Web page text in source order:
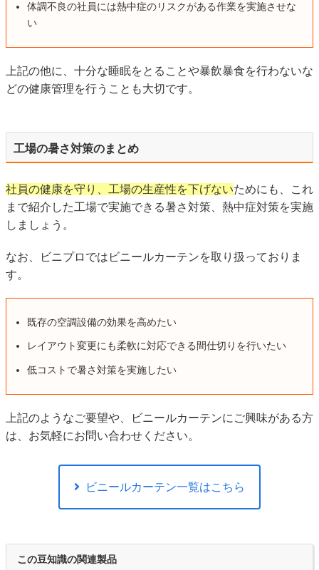
体調不良の社員には熱中症のリスクがある作業を実施させな
い
上記の他に、十分な睡眠をとることや暴飲暴食を行わないな
どの健康管理を行うことも大切です。
工場の暑さ対策のまとめ
社員の健康を守り、工場の生産性を下げないためにも、これ
まで紹介した工場で実施できる暑さ対策、熱中症対策を実施
しましょう。
なお、ビニプロではビニールカーテンを取り扱っておりま
す。
既存の空調設備の効果を高めたい
レイアウト変更にも柔軟に対応できる間仕切りを行いたい
低コストで暑さ対策を実施したい
上記のようなご要望や、ビニールカーテンにご興味がある方
は、お気軽にお問い合わせください。
ビニールカーテン一覧はこちら
この豆知識の関連製品